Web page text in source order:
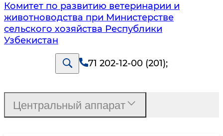
Комитет по развитию ветеринарии и
животноводства при Министерстве
сельского хозяйства Республики
Узбекистан
71 202-12-00 (201);
Центральный аппарат